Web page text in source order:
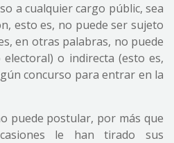
a cualquier cargo públic, sea
esto es, no puede ser sujeto
en otras palabras, no puede
o indirecta (esto es,
concurso para entrar en la
puede postular, por más que
le han tirado sus